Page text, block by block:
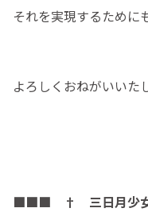
それを実現するために
よろしくおねがいいた
■■■ † 三日月少